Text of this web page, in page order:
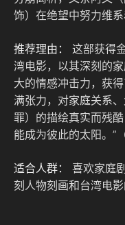
饰）在绝望中努力维系
推荐理由：
这部获得
湾电影，以其深刻的
大的情感冲击力，获
满张力，对家庭关系
罪）的描绘真实而残
能成为彼此的太阳。”
适合人群：
喜欢家庭
刻人物刻画和台湾电影